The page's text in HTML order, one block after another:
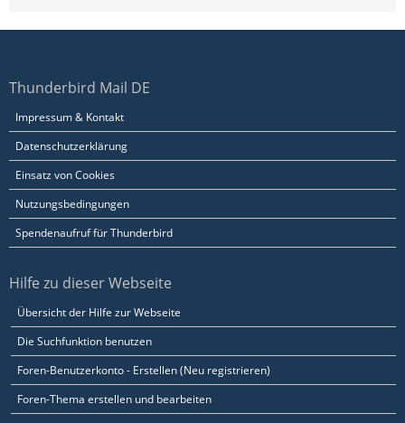
Thunderbird Mail DE
Impressum & Kontakt
Datenschutzerklärung
Einsatz von Cookies
Nutzungsbedingungen
Spendenaufruf für Thunderbird
Hilfe zu dieser Webseite
Übersicht der Hilfe zur Webseite
Die Suchfunktion benutzen
Foren-Benutzerkonto - Erstellen (Neu registrieren)
Foren-Thema erstellen und bearbeiten